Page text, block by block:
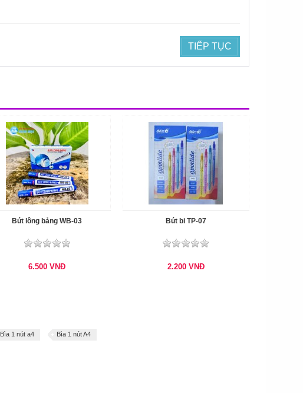
TIẾP TỤC
Bút lông bảng WB-03
6.500VNĐ
Bút bi TP-07
2.200 VNĐ
Bìa 1 nút a4 Bìa 1 nút A4